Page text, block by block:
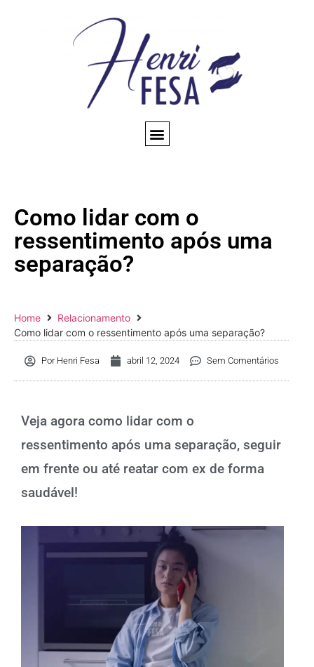
Como lidar com o
ressentimento após uma
separação?
Home
Relacionamento
Como lidar com o ressentimento após uma separação?
PorHenri Fesa abril 12, 2024 Sem Comentários
Veja agora como lidar com o
ressentimento após uma separação, seguir
em frente ou até reatar com ex de forma
saudável!